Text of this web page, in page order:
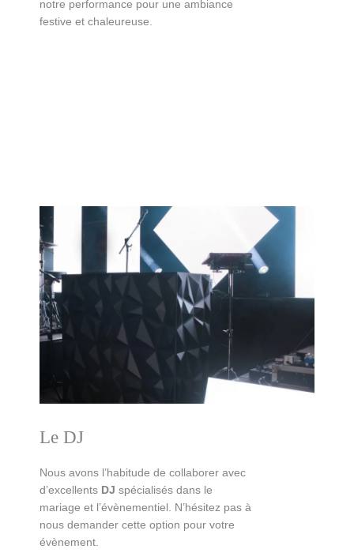
notre performance pour une ambiance
festive et chaleureuse.
Le DJ
Nous avons l’habitude de collaborer avec
d’excellents DJ spécialisés dans le
mariage et l’évènementiel. N’hésitez pas à
nous demander cette option pour votre
évènement.